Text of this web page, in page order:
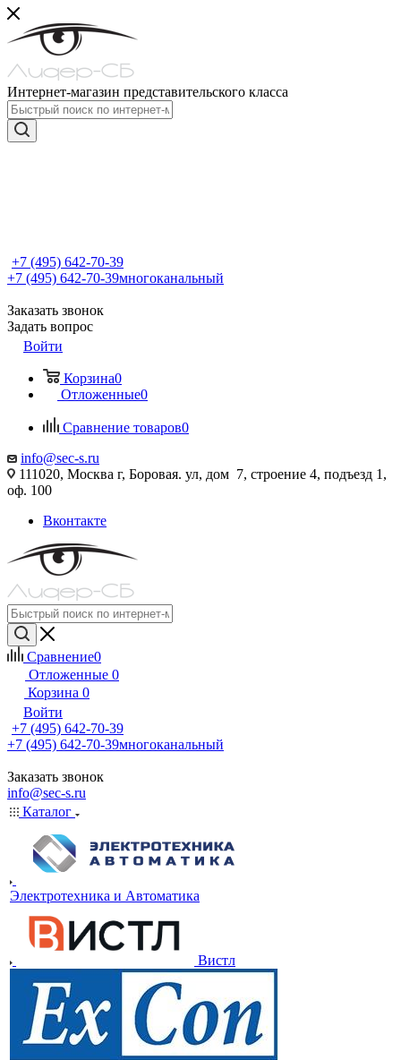
Интернет-магазин представительского класса
+7 (495) 642-70-39
+7 (495) 642-70-39многоканальный
Заказать звонок
Задать вопрос
Войти
Корзина0
Отложенные0
Сравнение товаров0
info@sec-s.ru
111020, Москва г, Боровая. ул, дом 7, строение 4, подъезд 1,
оф. 100
Вконтакте
Сравнение0
Отложенные 0
Корзина 0
Войти
+7 (495) 642-70-39
+7 (495) 642-70-39многоканальный
Заказать звонок
info@sec-s.ru
Каталог
Электротехника и Автоматика
Вистл